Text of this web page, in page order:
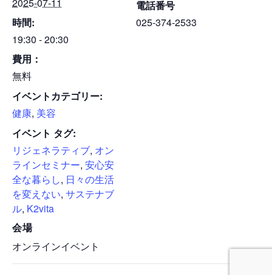
時間:
19:30 - 20:30
費用：
無料
イベントカテゴリー:
健康, 美容
イベント タグ:
リジェネラティブ, オン
ラインセミナー, 安心安
全な暮らし, 日々の生活
を変えない, サステナブ
ル, K2vita
会場
オンラインイベント
電話番号
025-374-2533